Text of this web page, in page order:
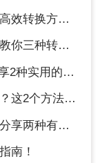
转换方法！
转换方法！
用的方法！
法了解一下！
效的方法！
南！